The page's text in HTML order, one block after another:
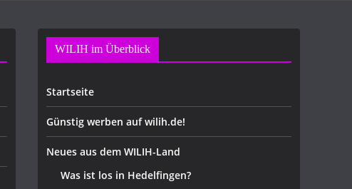
WILIH im Überblick
Startseite
Günstig werben auf wilih.de!
Neues aus dem WILIH-Land
Was ist los in Hedelfingen?